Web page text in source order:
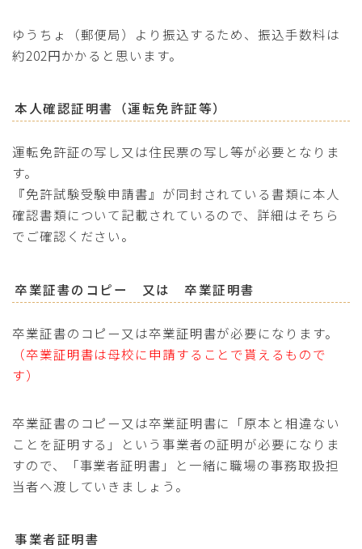
ゆうちょ（郵便局）より振込するため、振込手数料は
約202円かかると思います。
本人確認証明書（運転免許証等）
運転免許証の写し又は住民票の写し等が必要となりま
す。
『免許試験受験申請書』が同封されている書類に本人
確認書類について記載されているので、詳細はそちら
でご確認ください。
卒業証書のコピー 又は 卒業証明書
卒業証書のコピー又は卒業証明書が必要になります。
（卒業証明書は母校に申請することで貰えるもので
す）
卒業証書のコピー又は卒業証明書に「原本と相違ない
ことを証明する」という事業者の証明が必要になりま
すので、「事業者証明書」と一緒に職場の事務取扱担
当者へ渡していきましょう。
事業者証明書